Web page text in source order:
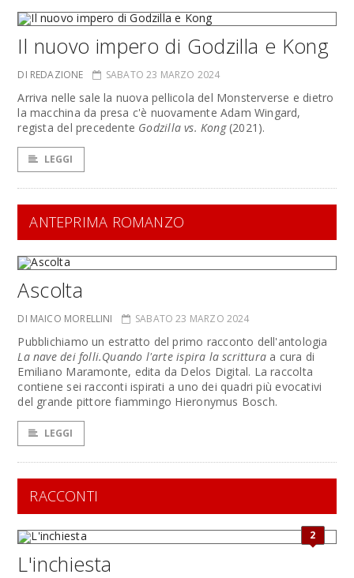
Il nuovo impero di Godzilla e Kong
DI REDAZIONE SABATO 23 MARZO 2024
Arriva nelle sale la nuova pellicola del Monsterverse e dietro
la macchina da presa c'è nuovamente Adam Wingard,
regista del precedente Godzilla vs. Kong(2021).
LEGGI
ANTEPRIMA ROMANZO
Ascolta
DI MAICO MORELLINI SABATO 23 MARZO 2024
Pubblichiamo un estratto del primo racconto dell'antologia
La nave dei folli.Quando l'arte ispira la scrittura a cura di
Emiliano Maramonte, edita da Delos Digital. La raccolta
contiene sei racconti ispirati a uno dei quadri più evocativi
del grande pittore fiammingo Hieronymus Bosch.
LEGGI
RACCONTI
2
L'inchiesta